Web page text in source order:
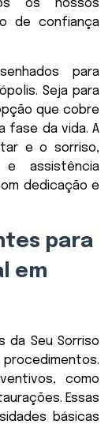
os nossos
de confiança
para
Seja para
que cobre
fase da vida. A
e o sorriso,
assistência
dedicação e
para
em
da Seu Sorriso
como
Essas
básicas